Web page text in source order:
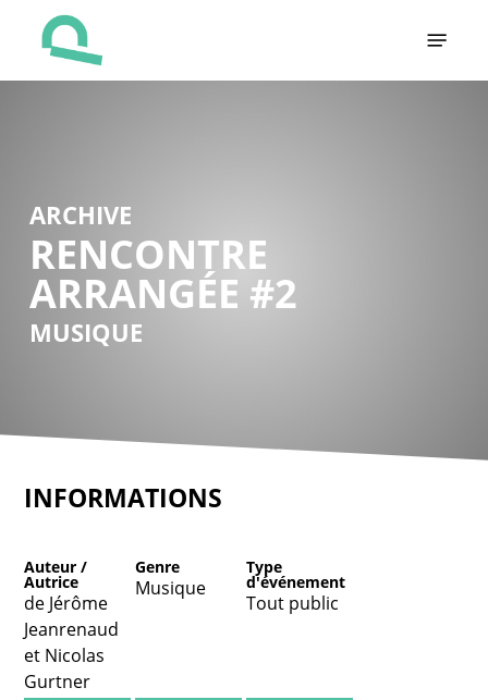
ARCHIVE
RENCONTRE
ARRANGÉE #2
MUSIQUE
INFORMATIONS
Auteur /
Autrice
de Jérôme
Jeanrenaud
et Nicolas
Gurtner
Genre
Musique
Type
d'événement
Tout public